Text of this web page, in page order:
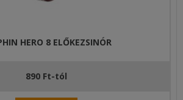
HERO 8 ELŐKEZSINÓR
890 Ft-tól